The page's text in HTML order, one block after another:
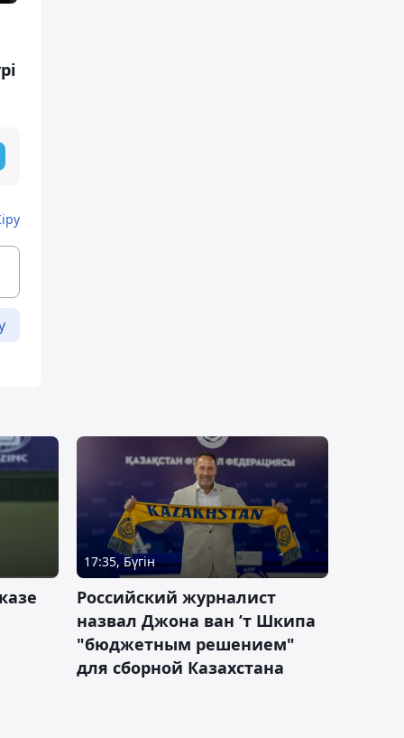
17:35, Бүгін
Российский журналист
назвал Джона ван ’т Шкипа
"бюджетным решением"
для сборной Казахстана